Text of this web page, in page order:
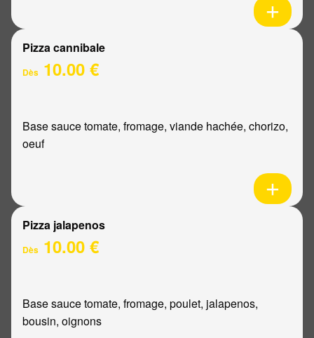
Pizza cannibale
Dès 10.00 €
Base sauce tomate, fromage, viande hachée, chorizo,
oeuf
Pizza jalapenos
Dès 10.00 €
Base sauce tomate, fromage, poulet, jalapenos,
bousin, oignons